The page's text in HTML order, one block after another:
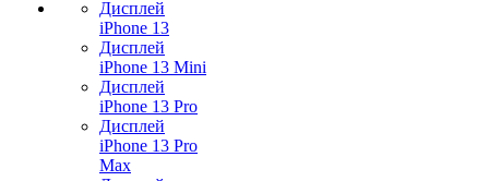
Дисплей
iPhone 13
Дисплей
iPhone 13 Mini
Дисплей
iPhone 13 Pro
Дисплей
iPhone 13 Pro
Max